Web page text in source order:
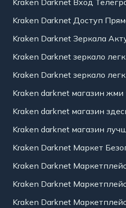
Kraken Darknet Вход
Kraken Darknet Доступ
Kraken Darknet Зеркала
Kraken Darknet зеркало
Kraken Darknet зеркало
Kraken darknet магазин жми
Kraken darknet магазин
Kraken darknet магазин
Kraken Darknet Маркет
Kraken Darknet
Kraken Darknet
Kraken Darknet